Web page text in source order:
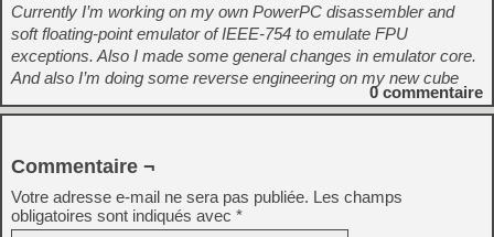
Currently I’m working on my own PowerPC disassembler and
soft floating-point emulator of IEEE-754 to emulate FPU
exceptions. Also I made some general changes in emulator core.
And also I’m doing some reverse engineering on my new cube
0commentaire
Commentaire ¬
Votre adresse e-mail ne sera pas publiée. Les champs
obligatoires sont indiqués avec *